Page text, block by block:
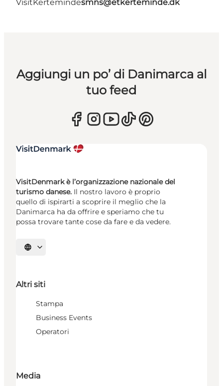
VisitKertemindesmns@etkerteminde.dk
Aggiungi un po’ di Danimarca al
tuo feed
VisitDenmark è l’organizzazione nazionale del
turismo danese. Il nostro lavoro è proprio
quello di ispirarti a scoprire il meglio che la
Danimarca ha da offrire e speriamo che tu
possa trovare tante cose da fare e da vedere.
Seleziona la lingua
Altri siti
Stampa
Business Events
Operatori
Media